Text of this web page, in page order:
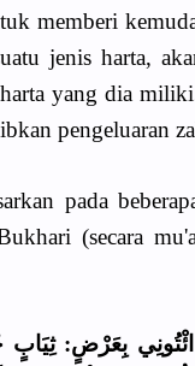
memberi
jenis harta,
yang dia
pengeluaran
pada
(secara
ائْتُونِي بِعَرْضٍ: